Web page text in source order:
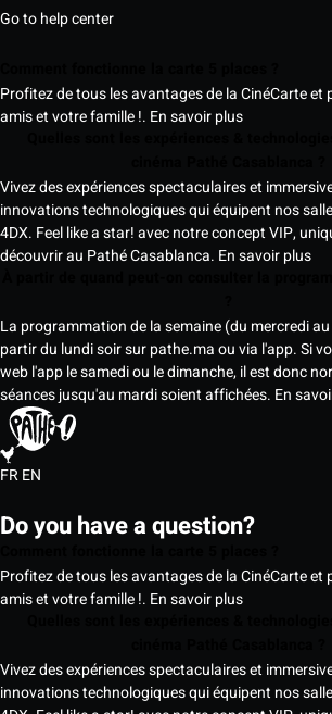
Go to help center
Profitez de tous les avantages de la CinéCarte et
amis et votre famille !. En savoir plus
Vivez des expériences spectaculaires et
innovations technologiques qui équipent nos
4DX. Feel like a star! avec notre concept VIP,
découvrir au Pathé Casablanca. En savoir plus
La programmation de la semaine (du mercredi
partir du lundi soir sur pathe.ma ou via l'app. Si
web l'app le samedi ou le dimanche, il est donc
séances jusqu'au mardi soient affichées. En
FREN
Do you have a question?
Profitez de tous les avantages de la CinéCarte et
amis et votre famille !. En savoir plus
Vivez des expériences spectaculaires et
innovations technologiques qui équipent nos